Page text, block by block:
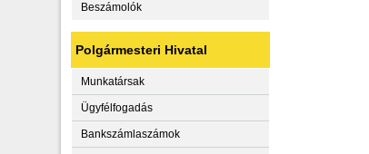
Beszámolók
Polgármesteri Hivatal
Munkatársak
Ügyfélfogadás
Bankszámlaszámok